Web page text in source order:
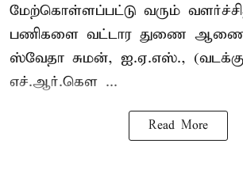
மேற்கொள்ளப்பட்டு வரும்
பணிகளை வட்டார துணை
ஸ்வேதா சுமன், ஐ.ஏ.எஸ்.,
எச்.ஆர்.கௌ ...
Read More